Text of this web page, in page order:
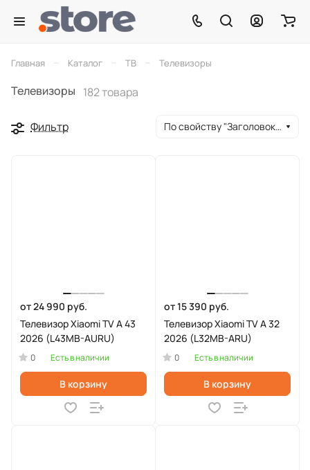
Главная Каталог ТВ Телевизоры
Телевизоры 182 товара
Фильтр По свойству "Заголовок окна браузера" (убывание)
от 24 990 руб.
Телевизор Xiaomi TV A 43
2026 (L43MB-AURU)
0 Есть в наличии
В корзину
от 15 390 руб.
Телевизор Xiaomi TV A 32
2026 (L32MB-ARU)
0 Есть в наличии
В корзину